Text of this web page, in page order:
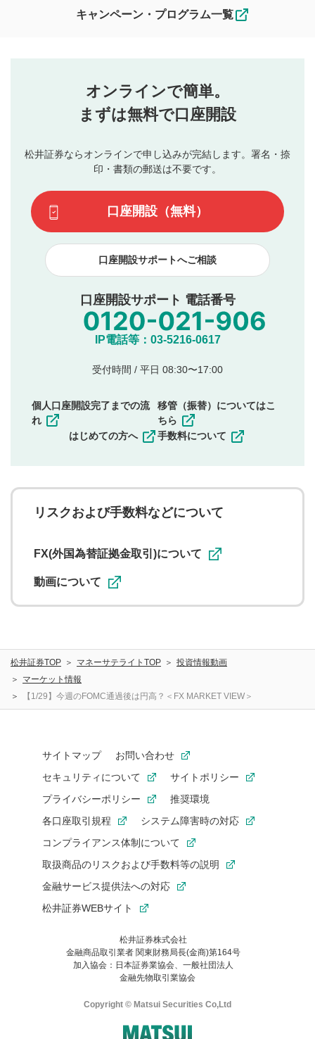
投稿するボタン
星で評価をすると投稿できます。（お名前とコメント
3
動画の評価
です）
なお、投稿をもって、本注意事項に同意されたものとみなし
行ってください。
当社は、利用者同士、もしくは利用者と第三者間のトラ
ブルによって生じた損害に対して一切の責任を負いませ
評価およびコメントは当社にて審査のうえ、掲載となり
ます。掲載されるまでに日数がかかる場合や掲載されない
てはお答えできません。各動画コンテンツへの掲載をもっ
て結果のご連絡といたします。ご了承ください。
下記の項目に該当すると判断された投稿内容は、掲載を
見合わせる場合がございます。
本動画コンテンツとは無関係の内容の投稿
他者への誹謗中傷や差別的表現投稿
公序良俗に反する内容の投稿
氏名、住所、電話番号など個人を特定できる情報の
他のサイトへの誘導や営利目的、広告・宣伝を目
他者の権利（商標、著作権、その他の知的財産
その他当社が不適切と判断した投稿
一度投稿した評価およびコメントの変更・削除はできま
ことを承諾したものとします。また、利用者は、コメント
に関する著作者人格権を行使しないことに同意します。利
用者が投稿したコメントは、当社サービスの広告・宣伝、
ることがあります。
キャンペーン・プログラム一覧
オンラインで簡単。
まずは無料で口座開設
松井証券ならオンラインで申し込みが完結します。署名・捺
印・書類の郵送は不要です。
口座開設（無料）
口座開設サポートへご相談
口座開設サポート 電話番号
IP電話等：03-5216-0617
受付時間 / 平日 08:30〜17:00
個人口座開設完了までの流
れ
はじめての方へ
移管（振替）についてはこ
ちら
手数料について
リスクおよび手数料などについて
FX(外国為替証拠金取引)について
動画について
松井証券TOP マネーサテライトTOP
投資情報動画
マーケット情報
【1/29】今週のFOMC通過後は円高？＜FX MARKET VIEW＞
サイトマップ
お問い合わせ
セキュリティについて
サイトポリシー
プライバシーポリシー
推奨環境
各口座取引規程
システム障害時の対応
コンプライアンス体制について
取扱商品のリスクおよび手数料等の説明
金融サービス提供法への対応
松井証券WEBサイト
松井証券株式会社
金融商品取引業者 関東財務局長(金商)第164号
加入協会：日本証券業協会、一般社団法人
金融先物取引業協会
Copyright © Matsui Securities Co,Ltd
お気に入り機能は松井証券の会員限定の機能です。
お気に入り登録いただくと、後からいつでもお気に入りのコンテ
ンツを一覧でご確認いただけます。
ご利用いただくには口座開設が必要です。
はご利用の端末で一度ログインしてください。